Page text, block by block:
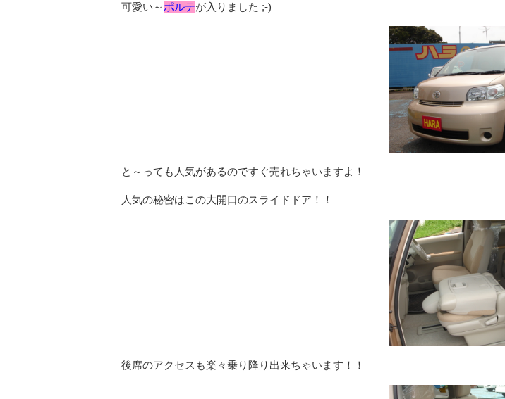
可愛い～ ポルテが入りました ;-)
と～っても人気があるのですぐ売れちゃいますよ！
人気の秘密はこの大開口のスライドドア！！
後席のアクセスも楽々乗り降り出来ちゃいます！！